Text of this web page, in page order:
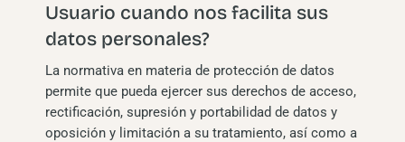
Usuario cuando nos facilita sus
datos personales?
La normativa en materia de protección de datos
permite que pueda ejercer sus derechos de acceso,
rectificación, supresión y portabilidad de datos y
oposición y limitación a su tratamiento, así como a